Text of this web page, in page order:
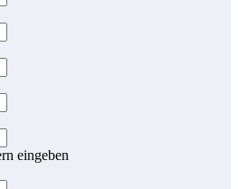
eingeben